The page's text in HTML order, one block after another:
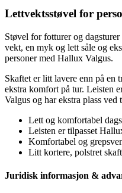
Lettvektsstøvel for pe
Støvel for fotturer og dagsturer
vekt, en myk og lett såle og
personer med Hallux Valgus.
Skaftet er litt lavere enn på en
ekstra komfort på tur. Leisten
Valgus og har ekstra plass ved
Lett og komfortabel
Leisten er tilpasset
Komfortabel og greps
Litt kortere, polstret skaft
Juridisk informasjon &